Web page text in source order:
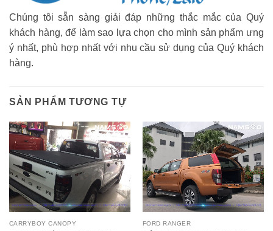
Chúng tôi sẵn sàng giải đáp những thắc mắc của Quý
khách hàng, để làm sao lựa chọn cho mình sản phẩm ưng
ý nhất, phù hợp nhất với nhu cầu sử dụng của Quý khách
hàng.
SẢN PHẨM TƯƠNG TỰ
CARRYBOY CANOPY FORD RANGER